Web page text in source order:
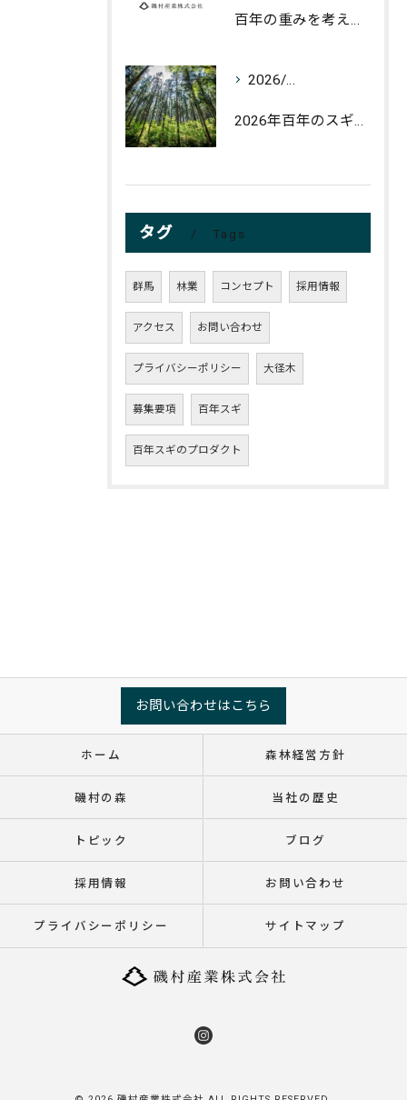
百年の重みを考えるプロジェクト
2026/03/24
2026年百年のスギ伐採について
タグ Tags
群馬 林業 コンセプト 採用情報
アクセス お問い合わせ
プライバシーポリシー 大径木
募集要項 百年スギ
百年スギのプロダクト
お問い合わせはこちら
ホーム 森林経営方針
磯村の森 当社の歴史
トピック ブログ
採用情報 お問い合わせ
プライバシーポリシー サイトマップ